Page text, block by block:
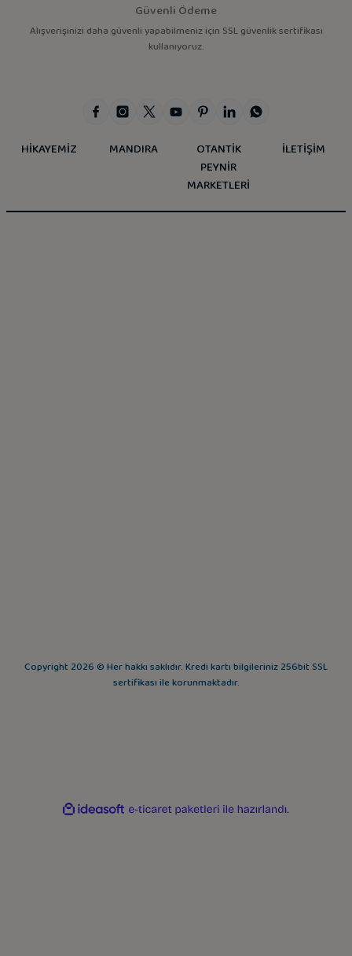
Güvenli Ödeme
Alışverişinizi daha güvenli yapabilmeniz için SSL güvenlik sertifikası
kullanıyoruz.
HİKAYEMİZ MANDIRA
OTANTİK
PEYNİR
MARKETLERİ
İLETİŞİM
Copyright 2026 © Her hakkı saklıdır. Kredi kartı bilgileriniz 256bit SSL
sertifikası ile korunmaktadır.
ideasoft
e-